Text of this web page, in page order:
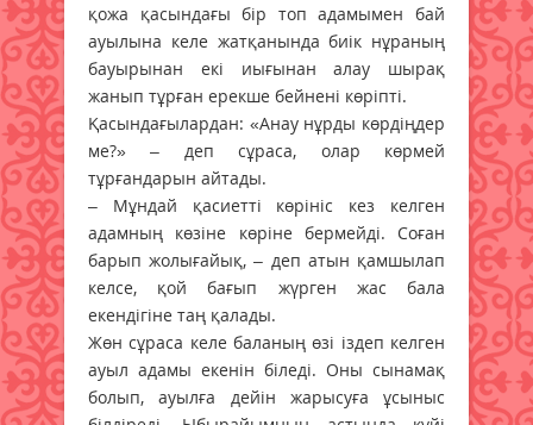
қожа қасындағы бір топ адамымен бай
ауылына келе жатқанында биік нұраның
бауырынан екі иығынан алау шырақ
жанып тұрған ерекше бейнені көріпті.
Қасындағылардан: «Анау нұрды көрдіңдер
ме?» – деп сұраса, олар көрмей
тұрғандарын айтады.
– Мұндай қасиетті көрініс кез келген
адамның көзіне көріне бермейді. Соған
барып жолығайық, – деп атын қамшылап
келсе, қой бағып жүрген жас бала
екендігіне таң қалады.
Жөн сұраса келе баланың өзі іздеп келген
ауыл адамы екенін біледі. Оны сынамақ
болып, ауылға дейін жарысуға ұсыныс